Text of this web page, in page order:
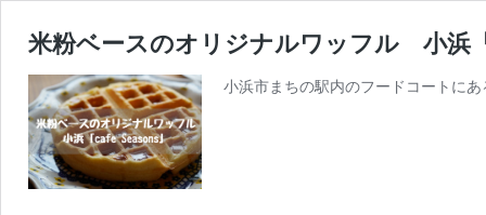
米粉ベースのオリジナルワッフル 小浜
小浜市まちの駅内のフードコートに